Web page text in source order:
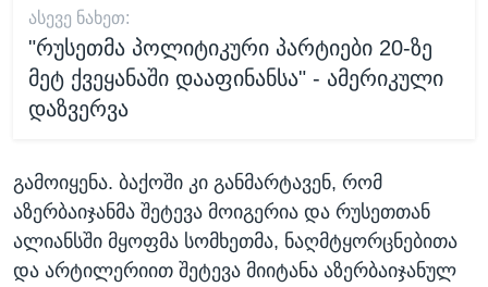
ᲐᲡᲔᲕᲔ ᲜᲐᲮᲔᲗ:
"რუსეთმა პოლიტიკური პარტიები 20-ზე
მეტ ქვეყანაში დააფინანსა" - ამერიკული
დაზვერვა
გამოიყენა. ბაქოში კი განმარტავენ, რომ
აზერბაიჯანმა შეტევა მოიგერია და რუსეთთან
ალიანსში მყოფმა სომხეთმა, ნაღმტყორცნებითა
და არტილერიით შეტევა მიიტანა აზერბაიჯანულ